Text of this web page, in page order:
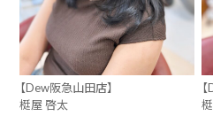
【Dew阪急山田店】
梃屋 啓太